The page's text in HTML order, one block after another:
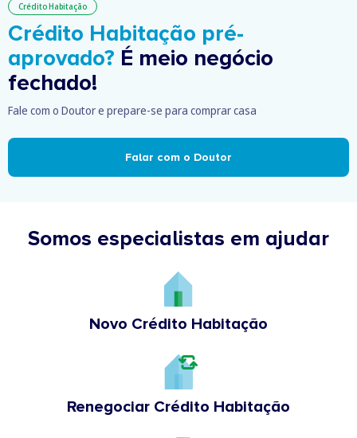
Crédito Habitação
Crédito Habitação pré-
aprovado? É meio negócio
fechado!
Fale com o Doutor e prepare-se para comprar casa
Falar com o Doutor
Somos especialistas em ajudar
Novo Crédito Habitação
Renegociar Crédito Habitação